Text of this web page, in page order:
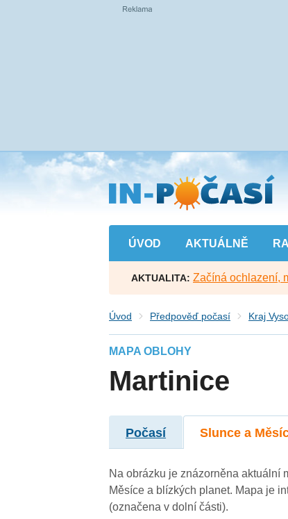
Přejít
na
hlavní
obsah
ÚVOD AKTUÁLNĚ
AKTUALITA: Začíná ochlazení,
Úvod Předpověď počasí Kraj
MAPA OBLOHY
Martinice
Počasí Slunce a
Na obrázku je znázorněna aktuální
Měsíce a blízkých planet. Mapa je
(označena v dolní části).